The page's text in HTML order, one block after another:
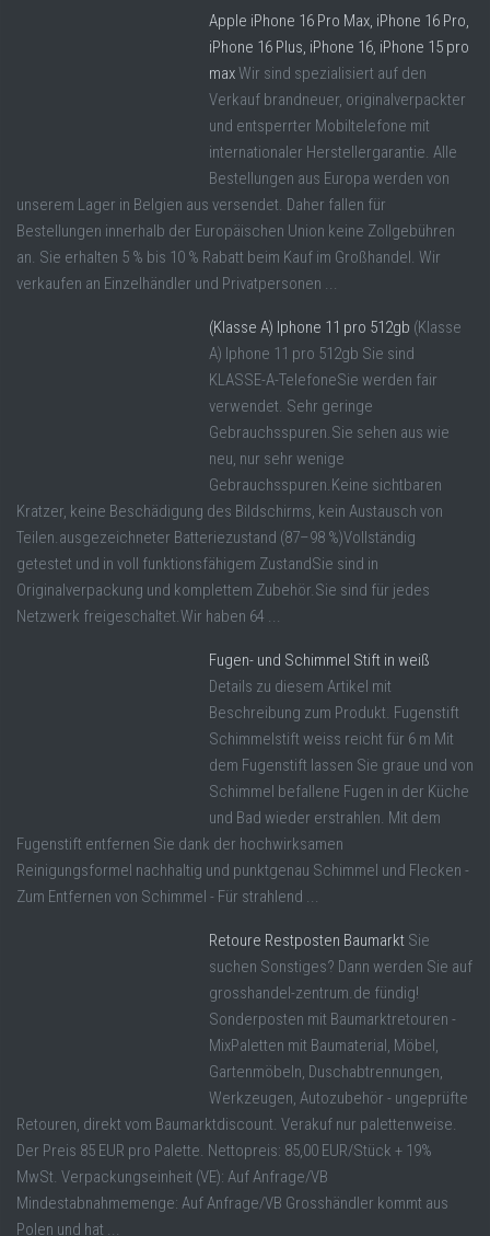
Apple iPhone 16 Pro Max, iPhone 16 Pro,
iPhone 16 Plus, iPhone 16, iPhone 15 pro
maxWir sind spezialisiert auf den
Verkauf brandneuer, originalverpackter
und entsperrter Mobiltelefone mit
internationaler Herstellergarantie. Alle
Bestellungen aus Europa werden von
unserem Lager in Belgien aus versendet. Daher fallen für
Bestellungen innerhalb der Europäischen Union keine Zollgebühren
an. Sie erhalten 5 % bis 10 % Rabatt beim Kauf im Großhandel. Wir
verkaufen an Einzelhändler und Privatpersonen ...
(Klasse A) Iphone 11 pro 512gb (Klasse
A) Iphone 11 pro 512gb Sie sind
KLASSE-A-TelefoneSie werden fair
verwendet. Sehr geringe
Gebrauchsspuren.Sie sehen aus wie
neu, nur sehr wenige
Gebrauchsspuren.Keine sichtbaren
Kratzer, keine Beschädigung des Bildschirms, kein Austausch von
Teilen.ausgezeichneter Batteriezustand (87–98 %)Vollständig
getestet und in voll funktionsfähigem ZustandSie sind in
Originalverpackung und komplettem Zubehör.Sie sind für jedes
Netzwerk freigeschaltet.Wir haben 64 ...
Fugen- und Schimmel Stift in weiß
Details zu diesem Artikel mit
Beschreibung zum Produkt. Fugenstift
Schimmelstift weiss reicht für 6 m Mit
dem Fugenstift lassen Sie graue und von
Schimmel befallene Fugen in der Küche
und Bad wieder erstrahlen. Mit dem
Fugenstift entfernen Sie dank der hochwirksamen
Reinigungsformel nachhaltig und punktgenau Schimmel und Flecken -
Zum Entfernen von Schimmel - Für strahlend ...
Retoure Restposten Baumarkt Sie
suchen Sonstiges? Dann werden Sie auf
grosshandel-zentrum.de fündig!
Sonderposten mit Baumarktretouren -
MixPaletten mit Baumaterial, Möbel,
Gartenmöbeln, Duschabtrennungen,
Werkzeugen, Autozubehör - ungeprüfte
Retouren, direkt vom Baumarktdiscount. Verakuf nur palettenweise.
Der Preis 85 EUR pro Palette. Nettopreis: 85,00 EUR/Stück + 19%
MwSt. Verpackungseinheit (VE): Auf Anfrage/VB
Mindestabnahmemenge: Auf Anfrage/VB Grosshändler kommt aus
Polen und hat ...